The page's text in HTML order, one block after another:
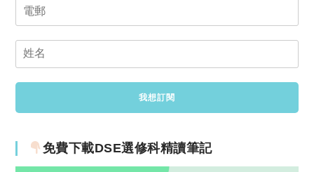
免費下載DSE選修科精讀筆記